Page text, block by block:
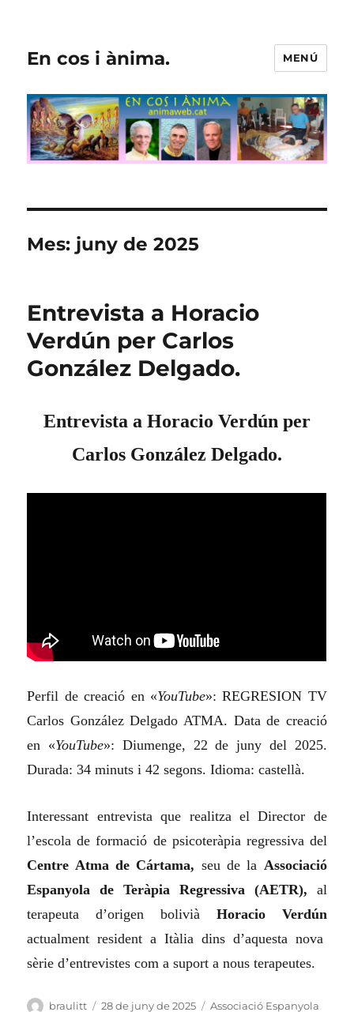
En cos i ànima. MENÚ
Mes: juny de 2025
Entrevista a Horacio
Verdún per Carlos
González Delgado.
Entrevista a Horacio Verdún per
Carlos González Delgado.
Perfil de creació en «YouTube»: REGRESION TV
Carlos González Delgado ATMA. Data de creació
en «YouTube»: Diumenge, 22 de juny del 2025.
Durada: 34 minuts i 42 segons. Idioma: castellà.
Interessant entrevista que realitza el Director de
l’escola de formació de psicoteràpia regressiva del
Centre Atma de Cártama, seu de la Associació
Espanyola de Teràpia Regressiva (AETR), al
terapeuta d’origen bolivià Horacio Verdún
actualment resident a Itàlia dins d’aquesta nova
sèrie d’entrevistes com a suport a nous terapeutes.
Autor
braulitt
Publicat
28 de juny de 2025 Categories
Associació Espanyola